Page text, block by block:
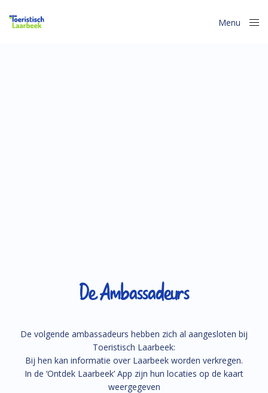
Menu
De Ambassadeurs
De volgende ambassadeurs hebben zich al aangesloten bij
Toeristisch Laarbeek:
Bij hen kan informatie over Laarbeek worden verkregen.
In de ‘Ontdek Laarbeek’ App zijn hun locaties op de kaart
weergegeven